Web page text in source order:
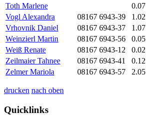
Toth Marlene
0.07
Vogl Alexandra
08167 6943-39 1.02
Vrhovnik Daniel
08167 6943-37 1.07
Weinzierl Martin
08167 6943-56 0.05
Weiß Renate
08167 6943-12 0.02
Zeilmaier Tahnee
08167 6943-41 0.12
Zelmer Mariola
08167 6943-57 2.05
drucken nach oben
Quicklinks